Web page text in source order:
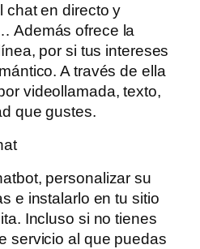
chat en directo y
Además ofrece la
por si tus intereses
A través de ella
videollamada, texto,
que gustes.
personalizar su
e instalarlo en tu sitio
Incluso si no tienes
servicio al que puedas